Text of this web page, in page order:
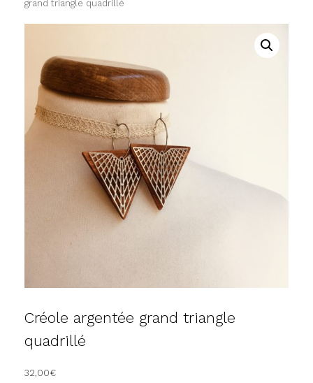
grand triangle quadrillé
Créole argentée grand triangle
quadrillé
32,00€